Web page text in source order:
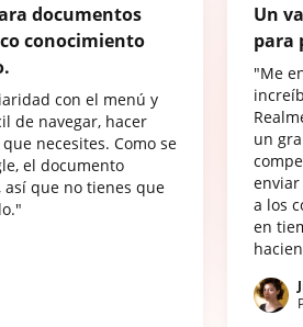
documentos
conocimiento
con el menú y
de navegar, hacer
necesites. Como se
el documento
que no tienes que
Un
para
"Me
un
a los
en